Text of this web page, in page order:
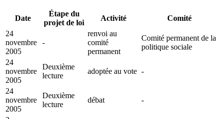
Date
Étape du
projet de loi
Activité
Comité
24
novembre
2005
-
renvoi au
comité
permanent
Comité permanent de la
politique sociale
24
novembre
2005
Deuxième
lecture
adoptée au vote -
24
novembre
2005
Deuxième
lecture
débat -